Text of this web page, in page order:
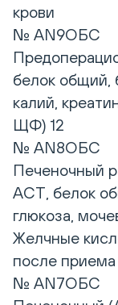
крови
№ AN9ОБС
белок общий,
калий,
ЩФ) 12
№ AN8ОБС
Печеночный
АСТ, белок
глюкоза,
Желчные
после
№ AN7ОБС